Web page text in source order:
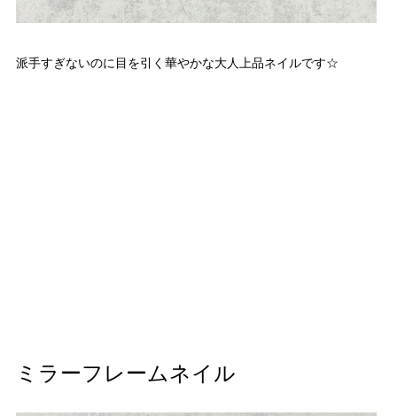
派手すぎないのに目を引く華やかな大人上品ネイルです☆
ミラーフレームネイル